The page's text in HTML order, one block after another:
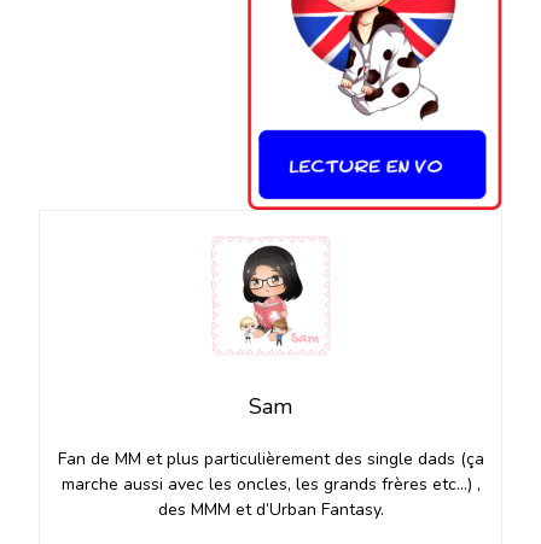
Sam
Fan de MM et plus particulièrement des single dads (ça
marche aussi avec les oncles, les grands frères etc…) ,
des MMM et d’Urban Fantasy.